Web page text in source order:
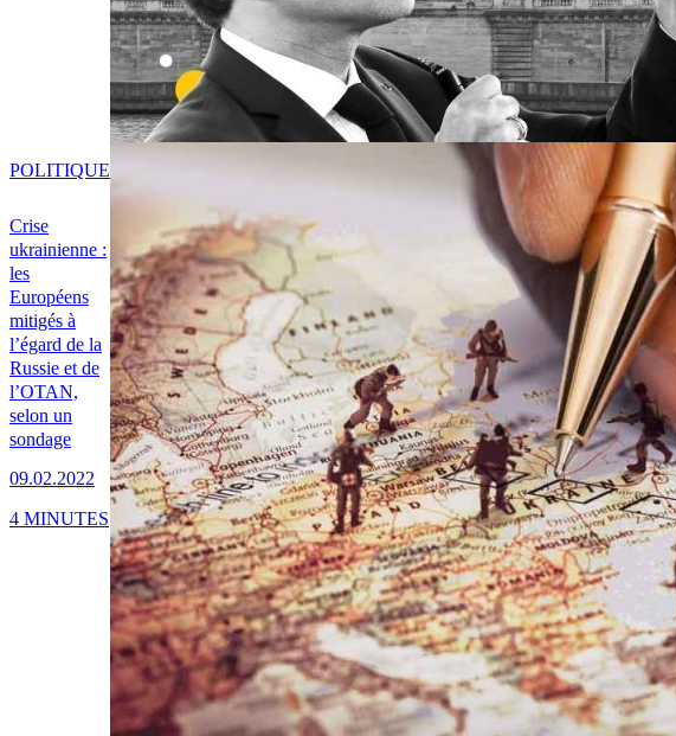
Crise
ukrainienne :
les
Européens
mitigés à
l’égard de la
Russie et de
l’OTAN,
selon un
sondage
09.02.2022
POLITIQUE
4 MINUTES